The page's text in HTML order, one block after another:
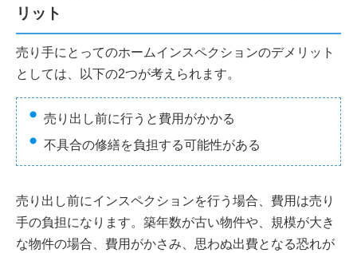
リット
売り手にとってのホームインスペクションのデメリット
としては、以下の2つが考えられます。
売り出し前に行うと費用がかかる
不具合の修繕を負担する可能性がある
売り出し前にインスペクションを行う場合、費用は売り
手の負担になります。築年数が古い物件や、規模が大き
な物件の場合、費用がかさみ、思わぬ出費となる恐れが